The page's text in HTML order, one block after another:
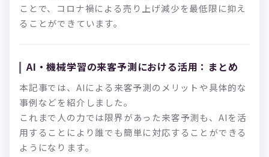
ことで、コロナ禍による売り上げ減少を最低限に抑え
ることができています。
AI・機械学習の来客予測における活用：まとめ
本記事では、AIによる来客予測のメリットや具体的な
事例などを紹介しました。
これまで人の力では限界があった来客予測も、AIを活
用することにより誰でも簡単に対応することができる
ようになります。